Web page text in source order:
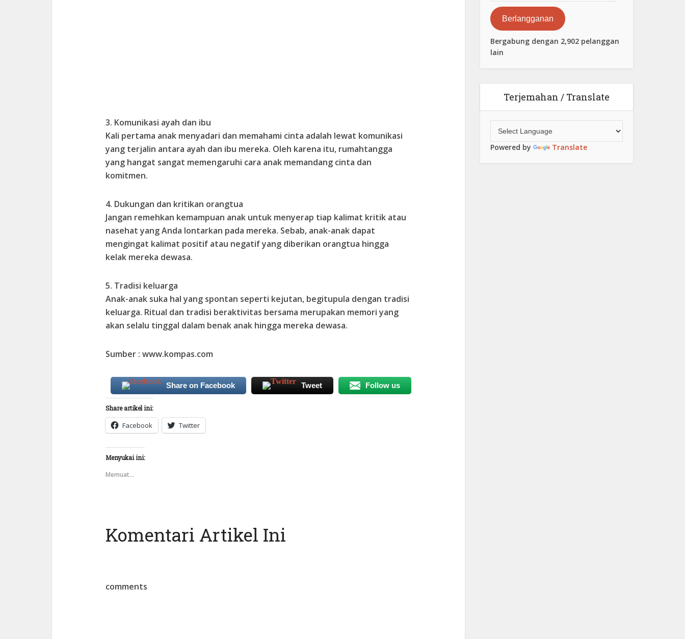
3. Komunikasi ayah dan ibu
Kali pertama anak menyadari dan memahami cinta adalah lewat komunikasi
yang terjalin antara ayah dan ibu mereka. Oleh karena itu, rumahtangga
yang hangat sangat memengaruhi cara anak memandang cinta dan
komitmen.
4. Dukungan dan kritikan orangtua
Jangan remehkan kemampuan anak untuk menyerap tiap kalimat kritik atau
nasehat yang Anda lontarkan pada mereka. Sebab, anak-anak dapat
mengingat kalimat positif atau negatif yang diberikan orangtua hingga
kelak mereka dewasa.
5. Tradisi keluarga
Anak-anak suka hal yang spontan seperti kejutan, begitupula dengan tradisi
keluarga. Ritual dan tradisi beraktivitas bersama merupakan memori yang
akan selalu tinggal dalam benak anak hingga mereka dewasa.
Sumber : www.kompas.com
Share on Facebook Tweet Follow us
Share artikel ini:
Facebook Twitter
Menyukai ini:
Memuat...
Komentari Artikel Ini
comments
Elektronik
Berlangganan
Bergabung dengan 2,902 pelanggan
lain
Terjemahan / Translate
Powered by Translate